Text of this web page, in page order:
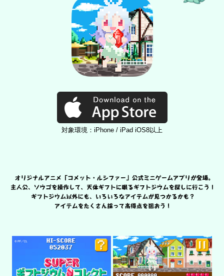
対象環境：iPhone / iPad iOS8以上